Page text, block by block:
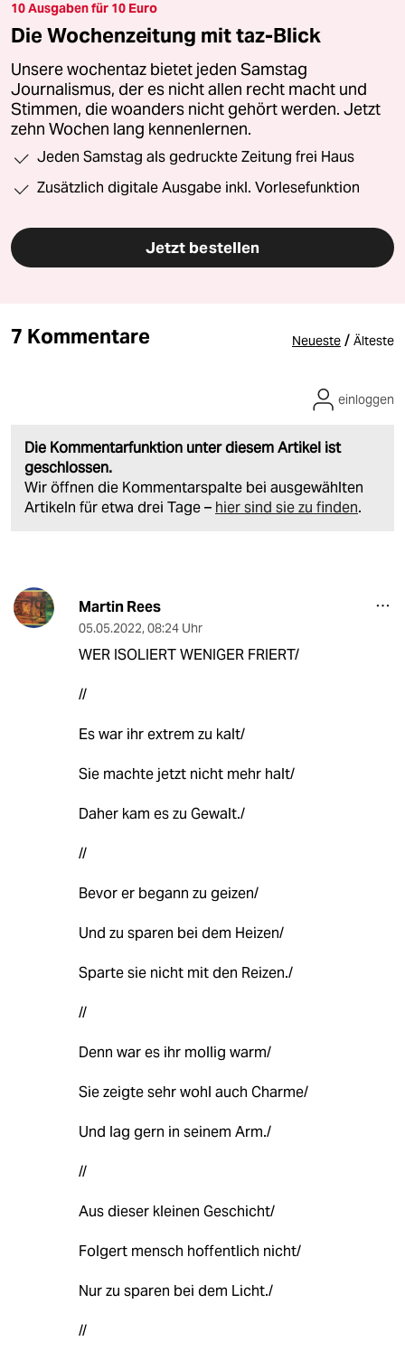
10 Ausgaben für 10 Euro
Die Wochenzeitung mit taz-Blick
Unsere wochentaz bietet jeden Samstag
Journalismus, der es nicht allen recht macht und
Stimmen, die woanders nicht gehört werden. Jetzt
zehn Wochen lang kennenlernen.
Jeden Samstag als gedruckte Zeitung frei Haus
Zusätzlich digitale Ausgabe inkl. Vorlesefunktion
Jetzt bestellen
7 Kommentare Neueste / Älteste
Die Kommentarfunktion unter diesem Artikel ist
geschlossen.
Wir öffnen die Kommentarspalte bei ausgewählten
Artikeln für etwa drei Tage – hier sind sie zu finden.
einloggen
Martin Rees
05.05.2022, 08:24 Uhr
WER ISOLIERT WENIGER FRIERT/
//
Es war ihr extrem zu kalt/
Sie machte jetzt nicht mehr halt/
Daher kam es zu Gewalt./
//
Bevor er begann zu geizen/
Und zu sparen bei dem Heizen/
Sparte sie nicht mit den Reizen./
//
Denn war es ihr mollig warm/
Sie zeigte sehr wohl auch Charme/
Und lag gern in seinem Arm./
//
Aus dieser kleinen Geschicht/
Folgert mensch hoffentlich nicht/
Nur zu sparen bei dem Licht./
//